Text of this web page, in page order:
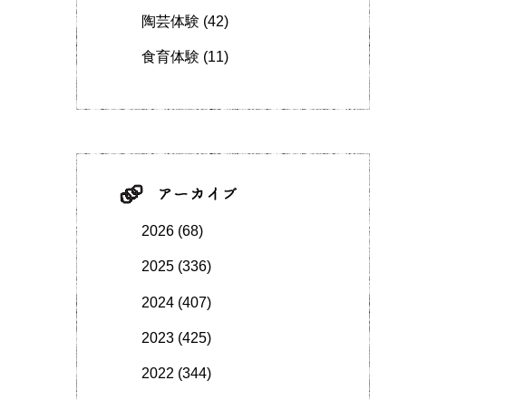
陶芸体験 (42)
食育体験 (11)
2026 (68)
2025 (336)
2024 (407)
2023 (425)
2022 (344)